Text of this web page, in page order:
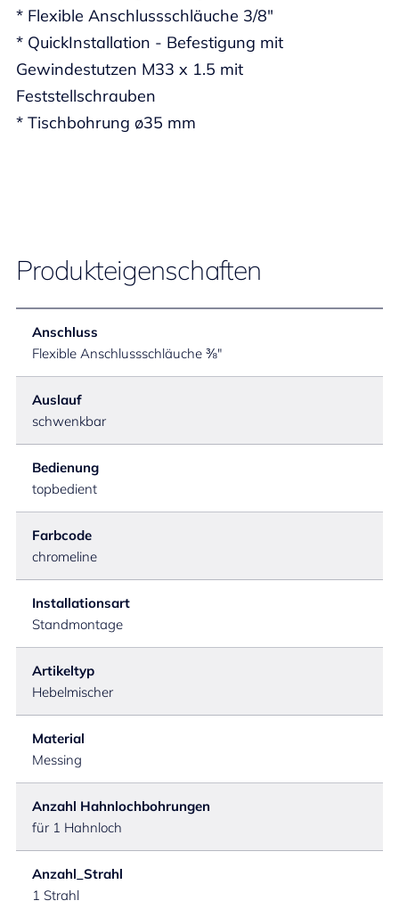
* Flexible Anschlussschläuche 3/8"
* QuickInstallation - Befestigung mit
Gewindestutzen M33 x 1.5 mit
Feststellschrauben
* Tischbohrung ø35 mm
Produkteigenschaften
Anschluss
Flexible Anschlussschläuche ⅜"
Auslauf
schwenkbar
Bedienung
topbedient
Farbcode
chromeline
Installationsart
Standmontage
Artikeltyp
Hebelmischer
Material
Messing
Anzahl Hahnlochbohrungen
für 1 Hahnloch
Anzahl_Strahl
1 Strahl